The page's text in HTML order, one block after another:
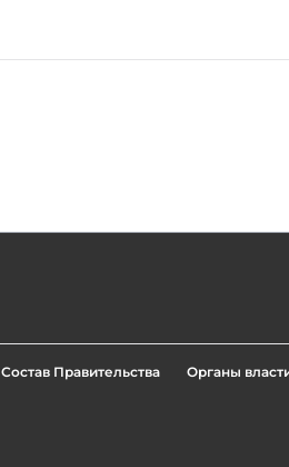
Состав Правительства Органы